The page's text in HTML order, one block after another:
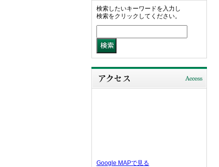
検索したいキーワードを入力し
検索をクリックしてください。
Google MAPで見る